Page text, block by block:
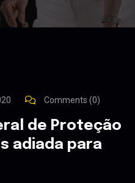
Comments (0)
de Proteção
adiada para